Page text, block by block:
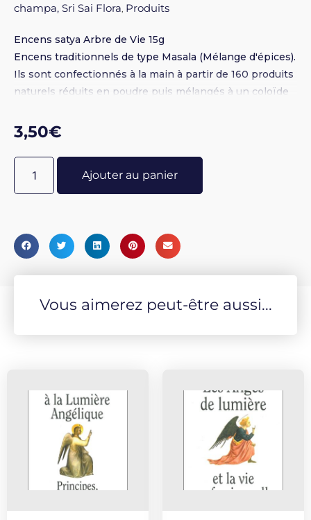
champa, Sri Sai Flora, Produits
Encens satya Arbre de Vie 15g
Encens traditionnels de type Masala (Mélange d'épices).
Ils sont confectionnés à la main à partir de 160 produits
naturels réduits en poudre puis mélangés à un coloïde
sur un bâton de bambou. Vendu à l'unité par boite de
15gr +- 14-16 bâtons. Attention sur la photo vous voyez
la boite de 15gr comme vous la recevrez et la grande
boite de 12 paquet.
3,50€
Ajouter au panier
Vous aimerez peut-être aussi...